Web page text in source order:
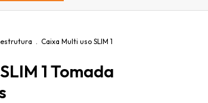
. Caixa Multi uso SLIM 1
1 Tomada